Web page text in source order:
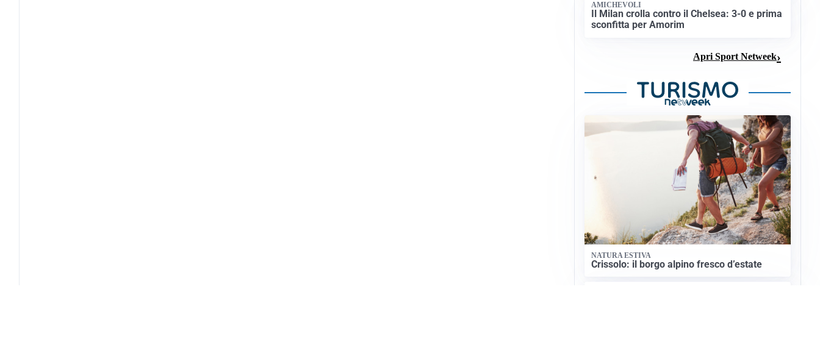
AMICHEVOLI
Il Milan crolla contro il Chelsea: 3-0 e prima
sconfitta per Amorim
Apri Sport Netweek
NATURA ESTIVA
Crissolo: il borgo alpino fresco d’estate